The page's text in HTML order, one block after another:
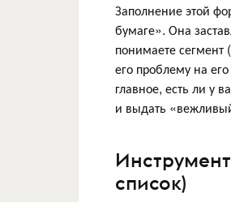
Заполнение этой
бумаге». Она
понимаете
его проблему на
главное, есть ли у
и выдать
список)